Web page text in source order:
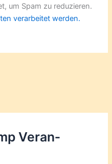
um Spam zu reduzieren.
verarbeitet werden.
Veran­